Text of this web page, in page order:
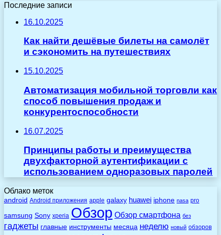
Последние записи
16.10.2025
Как найти дешёвые билеты на самолёт
и сэкономить на путешествиях
15.10.2025
Автоматизация мобильной торговли как
способ повышения продаж и
конкурентоспособности
16.07.2025
Принципы работы и преимущества
двухфакторной аутентификации с
использованием одноразовых паролей
Облако меток
android Android приложения apple galaxy huawei iphone nasa pro
samsung Sony xperia Обзор Обзор смартфона без
гаджеты главные инструменты месяца неделю новый обзоров